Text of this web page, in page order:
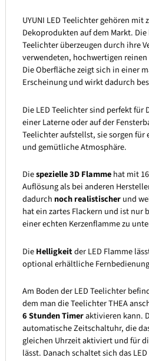
UYUNI LED Teelichter gehören mit
Dekoprodukten auf dem Markt.
Teelichter überzeugen durch ihre
verwendeten, hochwertigen reinen
Die Oberfläche zeigt sich in einer
Erscheinung und wirkt dadurch
Die LED Teelichter sind perfekt
einer Laterne oder auf der
Teelichter aufstellst, sie sorgen
und gemütliche Atmosphäre.
Diespezielle 3D Flammehat mit
Auflösung als bei anderen
dadurch noch realistischerund
hat ein zartes Flackern und ist nur
einer echten Kerzenflamme zu
DieHelligkeitder LED Flamme
optional erhältliche
Am Boden der LED Teelichter
dem man die Teelichter THEA
6 Stunden Timeraktivieren kann.
automatische Zeitschaltuhr, die
gleichen Uhrzeit aktiviert und für
lässt. Danach schaltet sich das